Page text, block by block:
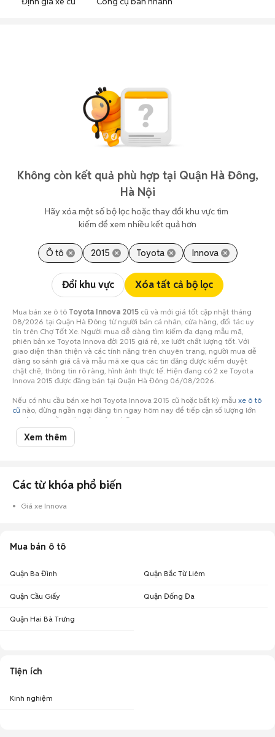
Không còn kết quả phù hợp tại Quận Hà Đông,
Hà Nội
Hãy xóa một số bộ lọc hoặc thay đổi khu vực tìm
kiếm để xem nhiều kết quả hơn
Ô tô 2015 Toyota Innova
Đổi khu vực Xóa tất cả bộ lọc
Mua bán xe ô tô Toyota Innova 2015 cũ và mới giá tốt cập nhật tháng
08/2026 tại Quận Hà Đông từ người bán cá nhân, cửa hàng, đối tác uy
tín trên Chợ Tốt Xe. Người mua dễ dàng tìm kiếm đa dạng mẫu mã,
phiên bản xe Toyota Innova đời 2015 giá rẻ, xe lướt chất lượng tốt. Với
giao diện thân thiện và các tính năng trên chuyên trang, người mua dễ
dàng so sánh giá cả và mẫu mã xe qua các tin đăng được kiểm duyệt
chặt chẽ, thông tin rõ ràng, hình ảnh thực tế. Hiện đang có 2 xe Toyota
Innova 2015 được đăng bán tại Quận Hà Đông 06/08/2026.
Nếu có nhu cầu bán xe hơi Toyota Innova 2015 cũ hoặc bất kỳ mẫu xe ô tô
cũ nào, đừng ngần ngại đăng tin ngay hôm nay để tiếp cận số lượng lớn
người mua tiềm năng ở Quận Hà Đông!
Xem thêm
Các từ khóa phổ biến
Giá xe Innova
Mua bán ô tô
Quận Ba Đình Quận Bắc Từ Liêm
Quận Cầu Giấy Quận Đống Đa
Quận Hai Bà Trưng
Tiện ích
Kinh nghiệm